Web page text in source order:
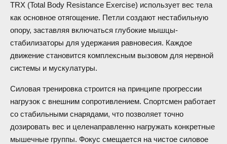
TRX (Total Body Resistance Exercise) использует вес тела
как основное отягощение. Петли создают нестабильную
опору, заставляя включаться глубокие мышцы-
стабилизаторы для удержания равновесия. Каждое
движение становится комплексным вызовом для нервной
системы и мускулатуры.
Силовая тренировка строится на принципе прогрессии
нагрузок с внешним сопротивлением. Спортсмен работает
со стабильными снарядами, что позволяет точно
дозировать вес и целенаправленно нагружать конкретные
мышечные группы. Фокус смещается на чистое силовое